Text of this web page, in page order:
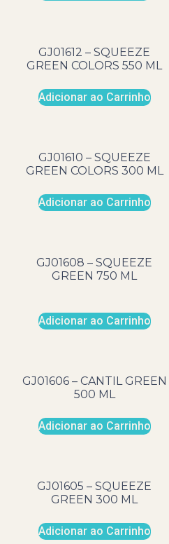
GJ01612 – SQUEEZE
GREEN COLORS 550 ML
Adicionar ao Carrinho
GJ01610 – SQUEEZE
GREEN COLORS 300 ML
Adicionar ao Carrinho
GJ01608 – SQUEEZE
GREEN 750 ML
Adicionar ao Carrinho
GJ01606 – CANTIL GREEN
500 ML
Adicionar ao Carrinho
GJ01605 – SQUEEZE
GREEN 300 ML
Adicionar ao Carrinho